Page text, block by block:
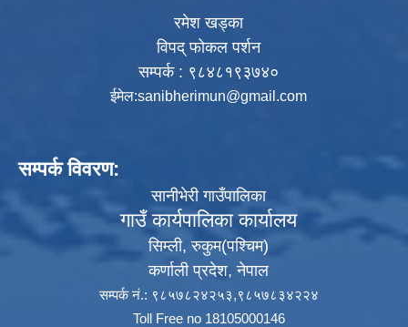
रमेश खड्का
विपद् फोकल पर्शन
सम्पर्क : ९८४८१९३७४०
ईमेल:sanibherimun@gmail.com
सम्पर्क विवरण:
सानीभेरी गाउँपालिका
गाउँ कार्यपालिका कार्यालय
सिम्ली, रुकुम(पश्‍चिम)
कर्णाली प्रदेश, नेपाल
सम्पर्क नं.: ९८५७८२४२५३,९८५७८३४२२४
Toll Free no 18105000146